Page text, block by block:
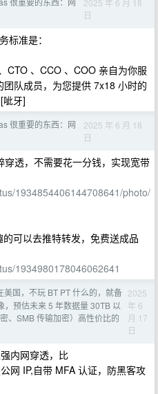
日
标准是：
CTO 、CCO 、COO 亲自为你服
队成员，为您提供 7x18 小时的
呲牙]
很重要的东西：网
2025 年 6 月 18
日
穿透，不需要花一分钱，实现宽带
1934854406144708641/photo/
可以去推特转发，免费送成品
1934980178046062641
美国，不玩 BT PT 什么的，就备
预估未来 5 年数据量 30TB 以
、SMB 传输加密）高性价比的
2025
年 6
月 17
日
内网穿透，比
网 IP,自带 MFA 认证，防黑客攻